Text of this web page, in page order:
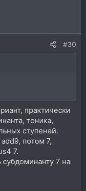
#30
практически
тоника,
ступеней.
потом 7,
7.
7 на